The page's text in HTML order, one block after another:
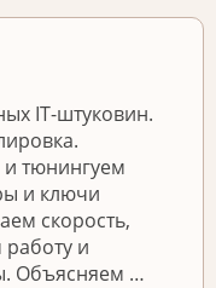
IT-штуковин.
тюнингуем
и ключи
скорость,
и
Объясняем …